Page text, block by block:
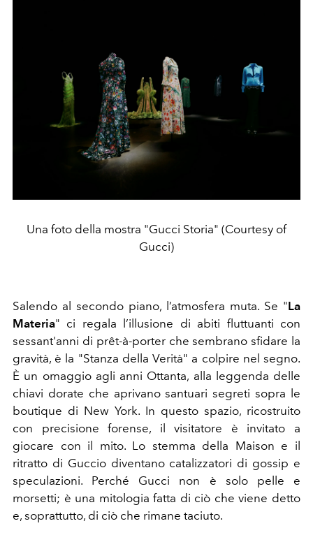
Una foto della mostra "Gucci Storia" (Courtesy of
Gucci)
Salendo al secondo piano, l’atmosfera muta. Se "La
Materia" ci regala l’illusione di abiti fluttuanti con
sessant'anni di prêt-à-porter che sembrano sfidare la
gravità, è la "Stanza della Verità" a colpire nel segno.
È un omaggio agli anni Ottanta, alla leggenda delle
chiavi dorate che aprivano santuari segreti sopra le
boutique di New York. In questo spazio, ricostruito
con precisione forense, il visitatore è invitato a
giocare con il mito. Lo stemma della Maison e il
ritratto di Guccio diventano catalizzatori di gossip e
speculazioni. Perché Gucci non è solo pelle e
morsetti; è una mitologia fatta di ciò che viene detto
e, soprattutto, di ciò che rimane taciuto.